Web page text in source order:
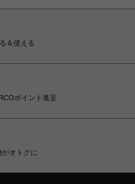
＆使える
ポイント進呈
がオトクに